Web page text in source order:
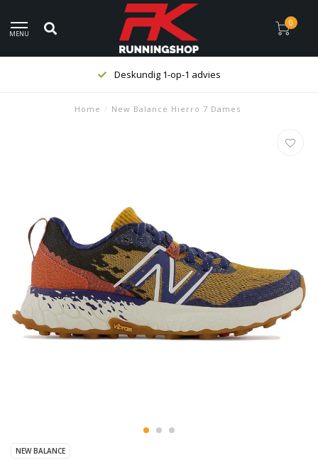
MENU
0
Deskundig 1-op-1 advies
Home / New Balance Hierro 7 Dames
NEW BALANCE